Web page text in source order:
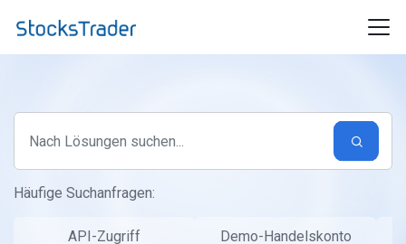
Häufige Suchanfragen:
API-Zugriff Demo-Handelskonto